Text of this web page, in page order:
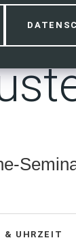
& UHRZEIT